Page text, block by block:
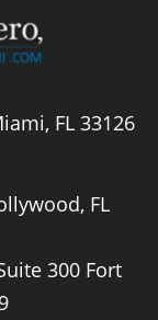
FL 33126
FL
300 Fort